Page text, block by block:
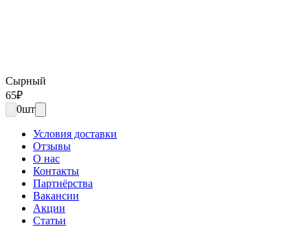
Сырный
65₽
0шт
Условия доставки
Отзывы
О нас
Контакты
Партнёрства
Вакансии
Акции
Статьи